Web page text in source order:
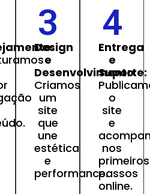
3
Design
e
Desenvolvimento:
Criamos
um
site
que
une
estética
e
performance.
4
Entrega
e
Suporte:
o
site
e
nos
primeiros
passos
online.